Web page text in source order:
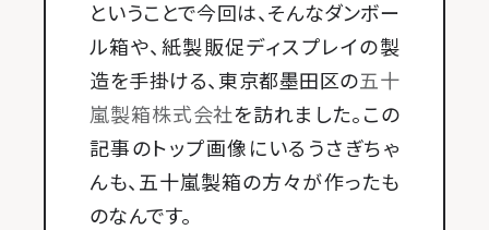
ということで今回は、そんなダンボー
ル箱や、紙製販促ディスプレイの製
造を手掛ける、東京都墨田区の五十
嵐製箱株式会社を訪れました。この
記事のトップ画像にいるうさぎちゃ
んも、五十嵐製箱の方々が作ったも
のなんです。